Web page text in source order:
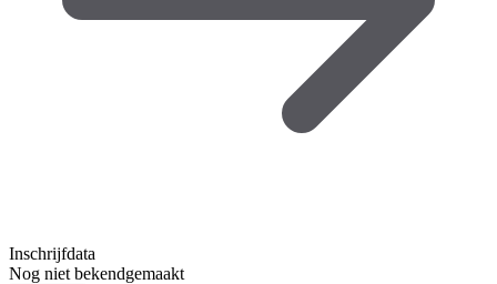
Inschrijfdata
Nog niet bekendgemaakt